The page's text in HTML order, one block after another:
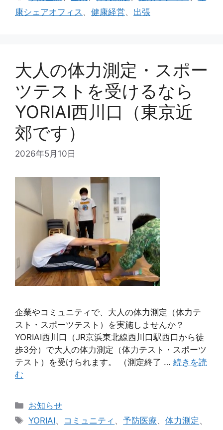
リ
康シェアオフィス 、 健康経営、 出張
大人の体力測定・スポー
ツテストを受けるなら
YORIAI西川口（東京近
郊です）
2026年5月10日
企業やコミュニティで、大人の体力測定（体力テ
スト・スポーツテスト）を実施しませんか？
YORIAI西川口（JR京浜東北線西川口駅西口から徒
歩3分）で大人の体力測定（体力テスト・スポーツ
テスト）を受けられます。 （測定終了 … 続きを読
む
カ
テ
お知らせ
タ
YORIAI、 コミュニティ 、予防医療、体力測定 、